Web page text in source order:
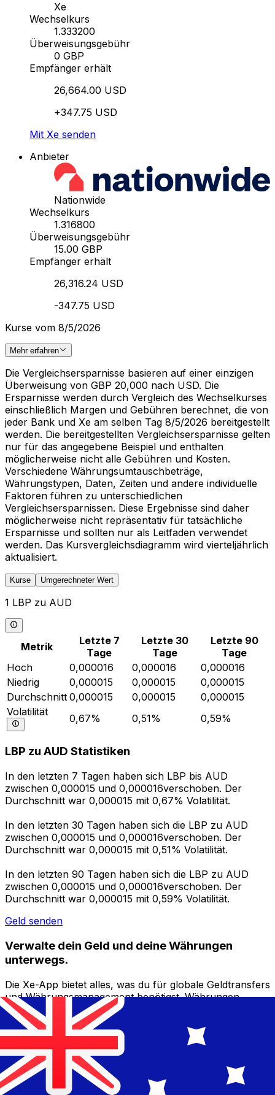
Xe
Wechselkurs
1.333200
Überweisungsgebühr
0 GBP
Empfänger erhält
26,664.00 USD
+347.75 USD
Mit Xe senden
Anbieter
Nationwide
Wechselkurs
1.316800
Überweisungsgebühr
15.00 GBP
Empfänger erhält
26,316.24 USD
-347.75 USD
Kurse vom 8/5/2026
Mehr erfahren
Die Vergleichsersparnisse basieren auf einer einzigen
Überweisung von GBP 20,000 nach USD. Die
Ersparnisse werden durch Vergleich des Wechselkurses
einschließlich Margen und Gebühren berechnet, die von
jeder Bank und Xe am selben Tag 8/5/2026 bereitgestellt
werden. Die bereitgestellten Vergleichsersparnisse gelten
nur für das angegebene Beispiel und enthalten
möglicherweise nicht alle Gebühren und Kosten.
Verschiedene Währungsumtauschbeträge,
Währungstypen, Daten, Zeiten und andere individuelle
Faktoren führen zu unterschiedlichen
Vergleichsersparnissen. Diese Ergebnisse sind daher
möglicherweise nicht repräsentativ für tatsächliche
Ersparnisse und sollten nur als Leitfaden verwendet
werden. Das Kursvergleichsdiagramm wird vierteljährlich
aktualisiert.
Kurse Umgerechneter Wert
1 LBP zu AUD
Metrik
Letzte 7
Tage
Letzte 30
Tage
Letzte 90
Tage
Hoch
0,000016 0,000016
0,000016
Niedrig
0,000015 0,000015
0,000015
Durchschnitt 0,000015 0,000015
0,000015
Volatilität
0,67% 0,51% 0,59%
LBP zu AUD Statistiken
In den letzten 7 Tagen haben sich LBP bis AUD
zwischen 0,000015 und 0,000016verschoben. Der
Durchschnitt war 0,000015 mit 0,67% Volatilität.
In den letzten 30 Tagen haben sich die LBP zu AUD
zwischen 0,000015 und 0,000016verschoben. Der
Durchschnitt war 0,000015 mit 0,51% Volatilität.
In den letzten 90 Tagen haben sich die LBP zu AUD
zwischen 0,000015 und 0,000016verschoben. Der
Durchschnitt war 0,000015 mit 0,59% Volatilität.
Geld senden
Verwalte dein Geld und deine Währungen
unterwegs.
Die Xe-App bietet alles, was du für globale Geldtransfers
und Währungsmanagement benötigst. Währungen
umrechnen, Kursbenachrichtigungen einrichten und
Geld ins Ausland überweisen, ohne versteckte
Gebühren. Heute herunterladen!